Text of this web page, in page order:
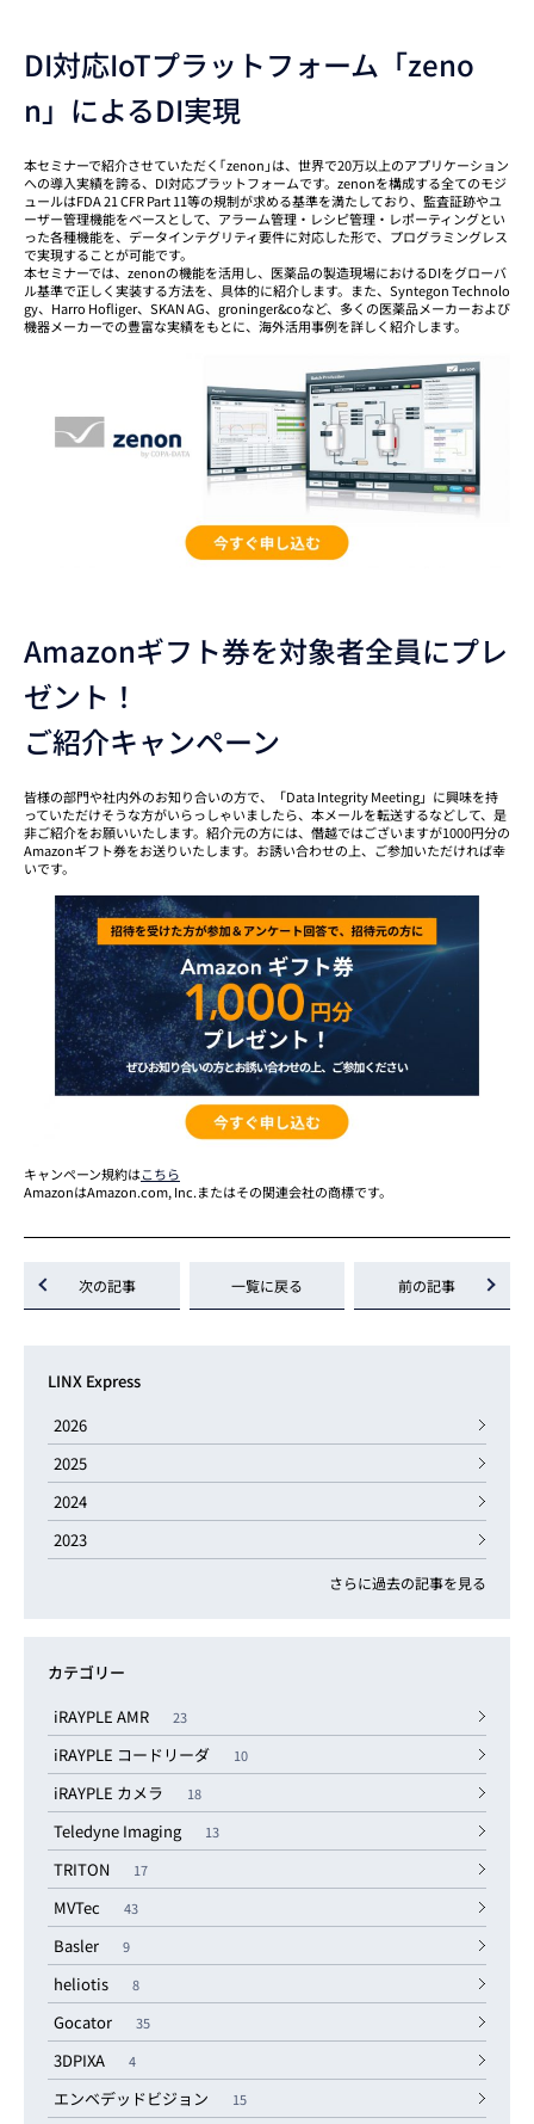
DI対応IoTプラットフォーム「zeno
n」によるDI実現
本セミナーで紹介させていただく｢zenon｣は、世界で20万以上のアプリケーション
への導入実績を誇る、DI対応プラットフォームです。zenonを構成する全てのモジ
ュールはFDA 21 CFR Part 11等の規制が求める基準を満たしており、監査証跡やユ
ーザー管理機能をベースとして、アラーム管理・レシピ管理・レポーティングとい
った各種機能を、データインテグリティ要件に対応した形で、プログラミングレス
で実現することが可能です。
本セミナーでは、zenonの機能を活用し、医薬品の製造現場におけるDIをグローバ
ル基準で正しく実装する方法を、具体的に紹介します。また、Syntegon Technolo
gy、Harro Hofliger、SKAN AG、groninger&coなど、多くの医薬品メーカーおよび
機器メーカーでの豊富な実績をもとに、海外活用事例を詳しく紹介します。
Amazonギフト券を対象者全員にプレ
ゼント！
ご紹介キャンペーン
皆様の部門や社内外のお知り合いの方で、「Data Integrity Meeting」に興味を持
っていただけそうな方がいらっしゃいましたら、本メールを転送するなどして、是
非ご紹介をお願いいたします。紹介元の方には、僭越ではございますが1000円分の
Amazonギフト券をお送りいたします。お誘い合わせの上、ご参加いただければ幸
いです。
キャンペーン規約はこちら
AmazonはAmazon.com, Inc.またはその関連会社の商標です。
次の記事 一覧に戻る 前の記事
LINX Express
2026
2025
2024
2023
さらに過去の記事を見る
カテゴリー
iRAYPLE AMR
23
iRAYPLE コードリーダ 10
iRAYPLE カメラ 18
Teledyne Imaging 13
TRITON 17
MVTec 43
Basler 9
heliotis 8
Gocator 35
3DPIXA 4
エンベデッドビジョン 15